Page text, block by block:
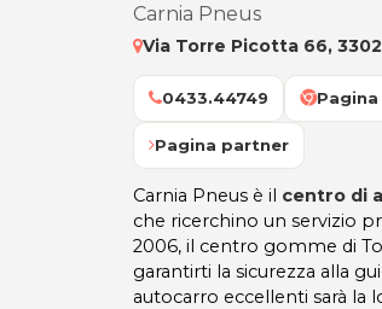
Carnia Pneus
Via Torre Picotta 66,
0433.44749 Pagina
Pagina partner
Carnia Pneus è il centro di
che ricerchino un servizio
2006, il centro gomme di
garantirti la sicurezza alla
autocarro eccellenti sarà la